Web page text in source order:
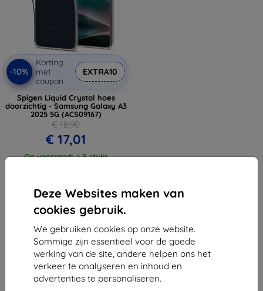
Deze Websites maken van
cookies gebruik.
We gebruiken cookies op onze website.
Sommige zijn essentieel voor de goede
werking van de site, andere helpen ons het
verkeer te analyseren en inhoud en
advertenties te personaliseren.
-10%
Korting
met
coupon
EXTRA10
Spigen Liquid Crystal hoes
doorzichtig - Samsung Galaxy A3
2025 5G (ACS09167)
€ 18,90
€ 17,01
Op voorraad: > 5 stuks
Van totaal3.
«